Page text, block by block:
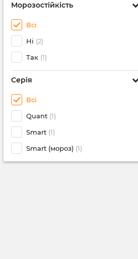
Морозостійкість
Всі
Ні (2)
Так (1)
Серія
Всі
Quant (1)
Smart (1)
Smart (мороз) (1)